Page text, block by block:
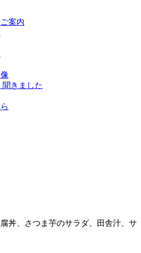
案内
聞きました
丼、さつま芋のサラダ、田舎汁、サ